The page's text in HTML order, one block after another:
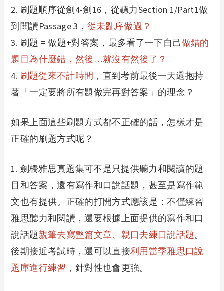
2. 刷題順序從劍4-劍16，從聽力Section 1/Part1做
到閱讀Passage 3，從未亂序做過？
3. 刷題 = 做題+對答案，最多看了一下自己做錯的
題目為什麼錯，然後…就沒有然後了？
4. 刷題從來不計時間 ，直到考前最後一天還抱持
著「一定要將所有題做完再對答案」的理念？
如果上面這些刷題方式都不正確的話，怎樣才是
正確的刷題方式呢？
1. 劍橋雅思真題集可不是只提供聽力和閱讀的題
目和答案，還有寫作和口說話題，甚至是寫作範
文也有提供。正確的打開方式應該是：不僅練習
雅思聽力和閱讀，還要根據上面提供的寫作和口
說話題親筆去寫整篇文章、親口去練口說話題。
後期接近考試時，還可以直接利用當季雅思口說
題庫進行練習 ，針對性也會更強。